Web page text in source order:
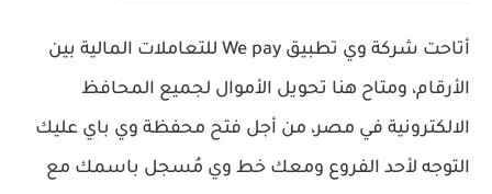
أتاحت شركة وي تطبيق We pay للتعاملات المالية بين
الأرقام، ومتاح هنا تحويل الأموال لجميع المحافظ
الالكترونية في مصر، من أجل فتح محفظة وي باي عليك
التوجه لأحد الفروع ومعك خط وي مُسجل باسمك مع